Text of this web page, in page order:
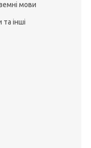
мови
інші